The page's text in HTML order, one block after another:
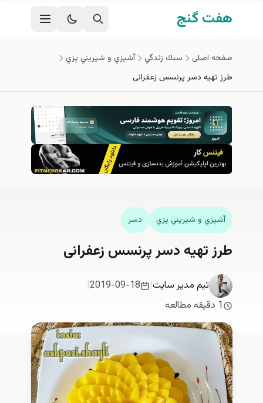
رفتن به محتوای اصلی
هفت گنج
صفحه اصلی سبك زندگي
آشپزي و شيريني پزي
طرز تهیه دسر پرنسس زعفرانی
آشپزي و شيريني پزي دسر
طرز تهیه دسر پرنسس زعفرانی
تیم مدیر سایت|
2019-09-18
|
1 دقیقه مطالعه